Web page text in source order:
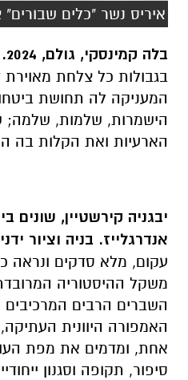
איריס נשר "כלים שבורים"
בלה קמינסקי, גולם, 2024.
בגבולות כל צלחת
המעניקה לה תחושת
הישמרות, שלמות, שלמה;
הארעיות ואת הקלות בה
יבגניה קירשטיין, שונים
אנדרגלייז. בניה וציור ידניים.
עקום, מלא סדקים ונראה
משקל ההיסטוריה
השברים הרבים
האמפורה היוונית
אחת, ומדמים את מפת
סיפור, תקופה וסגנון